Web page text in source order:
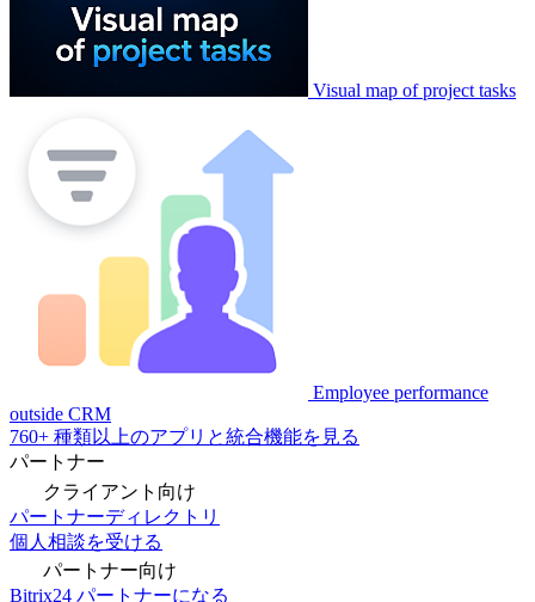
Visual map of project tasks
Employee performance
outside CRM
760+ 種類以上のアプリと統合機能を見る
パートナー
クライアント向け
パートナーディレクトリ
個人相談を受ける
パートナー向け
Bitrix24 パートナーになる